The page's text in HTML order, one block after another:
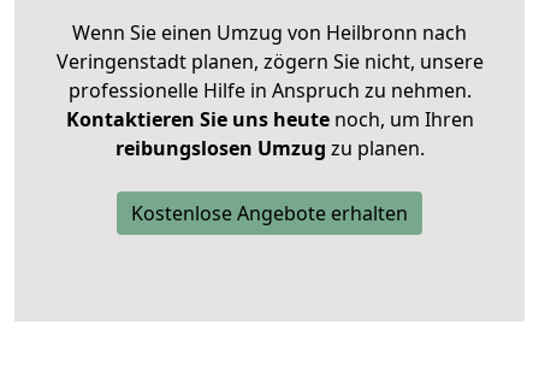
Wenn Sie einen Umzug von Heilbronn nach
Veringenstadt planen, zögern Sie nicht, unsere
professionelle Hilfe in Anspruch zu nehmen.
Kontaktieren Sie uns heutenoch, um Ihren
reibungslosen Umzug zu planen.
Kostenlose Angebote erhalten